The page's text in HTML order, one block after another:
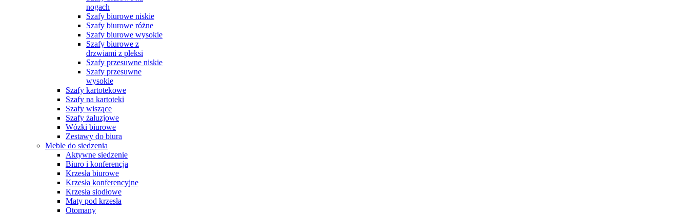
nogach
Szafy biurowe niskie
Szafy biurowe różne
Szafy biurowe wysokie
Szafy biurowe z
drzwiami z pleksi
Szafy przesuwne niskie
Szafy przesuwne
wysokie
Szafy kartotekowe
Szafy na kartoteki
Szafy wiszące
Szafy żaluzjowe
Wózki biurowe
Zestawy do biura
Meble do siedzenia
Aktywne siedzenie
Biuro i konferencja
Krzesła biurowe
Krzesła konferencyjne
Krzesła siodłowe
Maty pod krzesła
Otomany